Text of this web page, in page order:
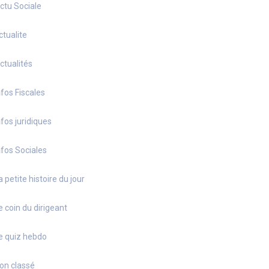
Sociale
Fiscales
juridiques
Sociales
petite histoire du jour
coin du dirigeant
quiz hebdo
classé